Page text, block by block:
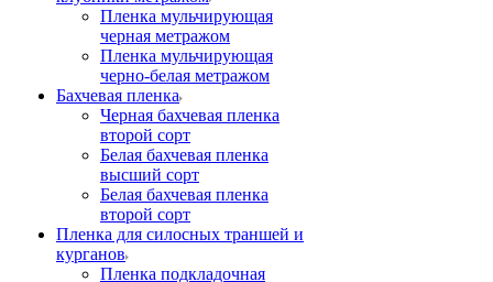
Пленка мульчирующая
черная метражом
Пленка мульчирующая
черно-белая метражом
Бахчевая пленка
Черная бахчевая пленка
второй сорт
Белая бахчевая пленка
высший сорт
Белая бахчевая пленка
второй сорт
Пленка для силосных траншей и
курганов
Пленка подкладочная